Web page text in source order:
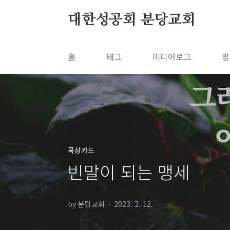
대한성공회 분당교회
홈 태그 미디어로그
묵상카드
빈말이 되는 맹세
by 분당교회 2023. 2. 12.